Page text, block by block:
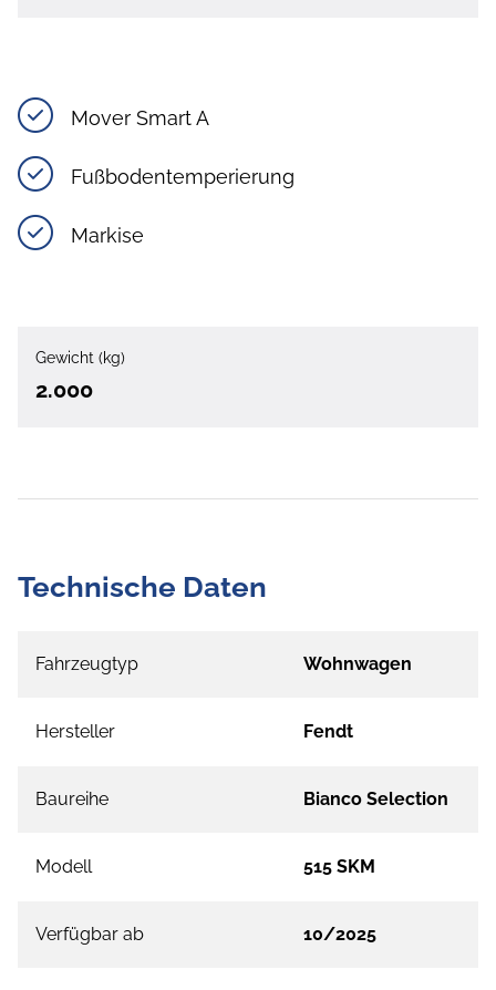
Mover Smart A
Fußbodentemperierung
Markise
Gewicht (kg)
2.000
Technische Daten
Fahrzeugtyp Wohnwagen
Hersteller Fendt
Baureihe Bianco Selection
Modell 515 SKM
Verfügbar ab 10/2025